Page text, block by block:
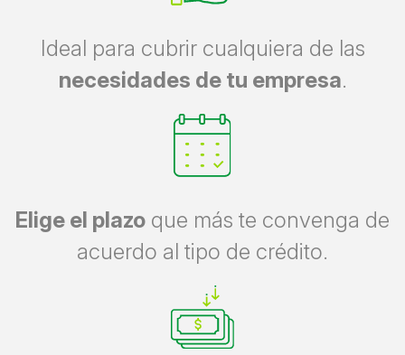
Ideal para cubrir cualquiera de las
necesidades de tu empresa.
Elige el plazo que más te convenga de
acuerdo al tipo de crédito.